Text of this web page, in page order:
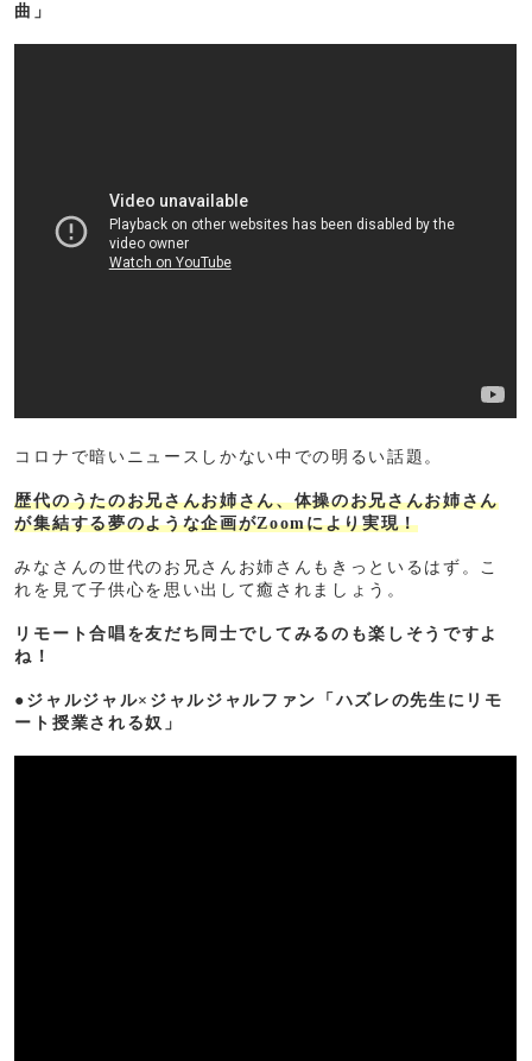
曲」
コロナで暗いニュースしかない中での明るい話題。
歴代のうたのお兄さんお姉さん、体操のお兄さんお姉さん
が集結する夢のような企画がZoomにより実現！
みなさんの世代のお兄さんお姉さんもきっといるはず。こ
れを見て子供心を思い出して癒されましょう。
リモート合唱を友だち同士でしてみるのも楽しそうですよ
ね！
●ジャルジャル×ジャルジャルファン「ハズレの先生にリモ
ート授業される奴」